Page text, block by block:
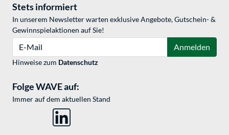
Stets informiert
In unserem Newsletter warten exklusive Angebote, Gutschein- &
Gewinnspielaktionen auf Sie!
Anmelden
Hinweise zum Datenschutz
Folge WAVE auf:
Immer auf dem aktuellen Stand